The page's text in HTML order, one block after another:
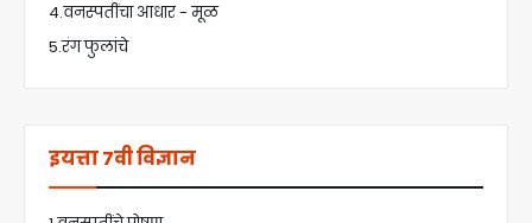
4.वनस्पतींचा आधार - मूळ
5.रंग फुलांचे
इयत्ता 7वी विज्ञान